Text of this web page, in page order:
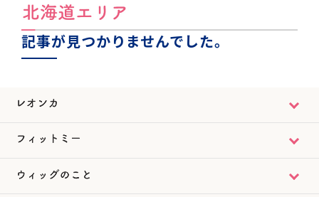
記事が見つかりませんでした。